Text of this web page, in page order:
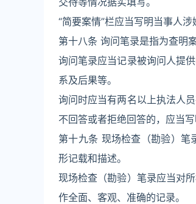
“简要案情”栏应当写明当事人
第十八条 询问笔录是指为查明
询问笔录应当记录被询问人提
系及后果等。
询问时应当有两名以上执法人
不回答或者拒绝回答的，应当写
第十九条 现场检查（勘验）笔
形记载和描述。
现场检查（勘验）笔录应当对
作全面、客观、准确的记录。